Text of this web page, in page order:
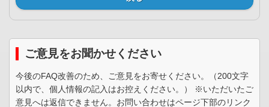
ご意見をお聞かせください
今後のFAQ改善のため、ご意見をお寄せください。（200文字
以内で、個人情報の記入はお控えください。） ※いただいたご
意見へは返信できません。お問い合わせはページ下部のリンク